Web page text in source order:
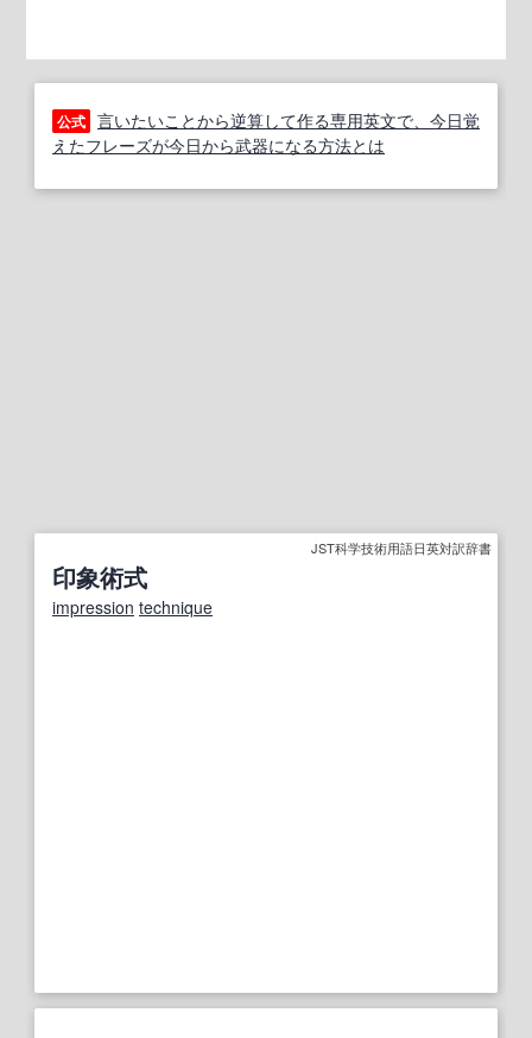
公式 言いたいことから逆算して作る専用英文で、今日覚
えたフレーズが今日から武器になる方法とは
JST科学技術用語日英対訳辞書
印象術式
impression technique